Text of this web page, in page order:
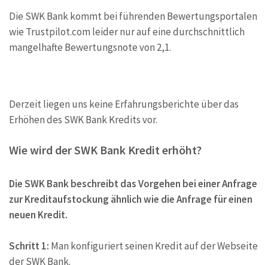
Die SWK Bank kommt bei führenden Bewertungsportalen
wie Trustpilot.com leider nur auf eine durchschnittlich
mangelhafte Bewertungsnote von 2,1.
Derzeit liegen uns keine Erfahrungsberichte über das
Erhöhen des SWK Bank Kredits vor.
Wie wird der SWK Bank Kredit erhöht?
Die SWK Bank beschreibt das Vorgehen bei einer Anfrage
zur Kreditaufstockung ähnlich wie die Anfrage für einen
neuen Kredit.
Schritt 1: Man konfiguriert seinen Kredit auf der Webseite
der SWK Bank.